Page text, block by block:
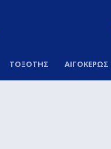
ΤΟΞΟΤΗΣ ΑΙΓΟΚΕΡΩΣ